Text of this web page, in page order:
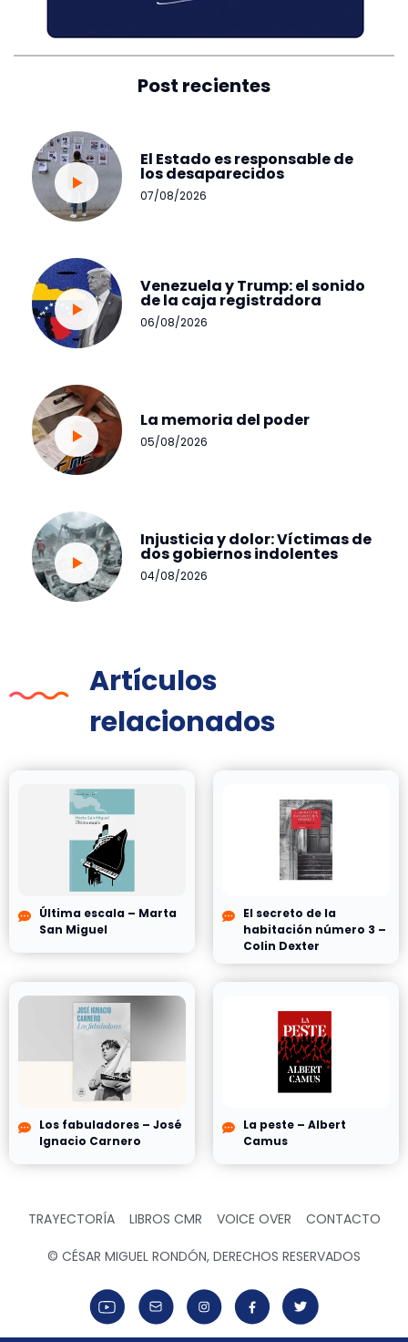
Post recientes
El Estado es responsable de
los desaparecidos
07/08/2026
Venezuela y Trump: el sonido
de la caja registradora
06/08/2026
La memoria del poder
05/08/2026
Injusticia y dolor: Víctimas de
dos gobiernos indolentes
04/08/2026
Artículos
relacionados
Última escala – Marta
San Miguel
El secreto de la
habitación número 3 –
Colin Dexter
Los fabuladores – José
Ignacio Carnero
La peste – Albert
Camus
TRAYECTORÍA LIBROS CMR VOICE OVER CONTACTO
© CÉSAR MIGUEL RONDÓN, DERECHOS RESERVADOS